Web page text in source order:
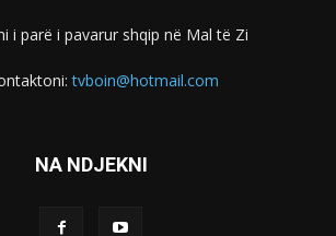
i parë i pavarur shqip në Mal të Zi
tvboin@hotmail.com
NA NDJEKNI